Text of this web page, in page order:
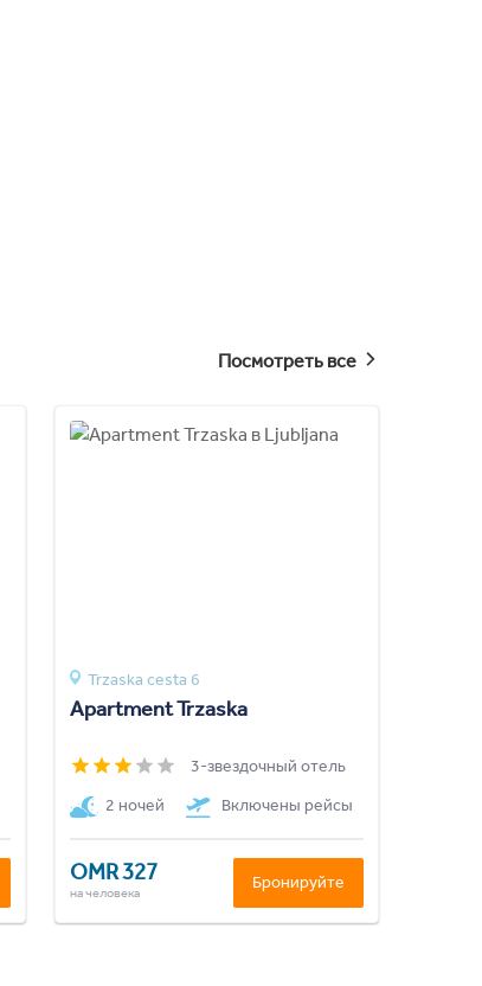
Посмотреть все
Trzaska cesta 6
Apartment Trzaska
3-звездочный отель
2 ночей
Включены рейсы
OMR 327
на человека
Бронируйте